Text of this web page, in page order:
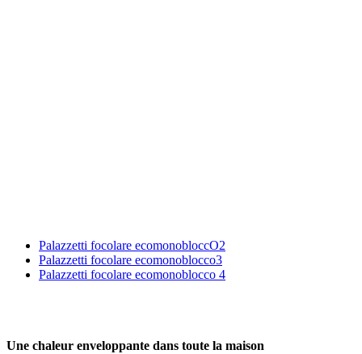
Palazzetti focolare ecomonobloccO2
Palazzetti focolare ecomonoblocco3
Palazzetti focolare ecomonoblocco 4
Une chaleur enveloppante dans toute la maison